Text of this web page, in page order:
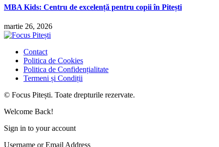
MBA Kids: Centru de excelență pentru copii în Pitești
martie 26, 2026
Contact
Politica de Cookies
Politica de Confidențialitate
Termeni și Condiții
© Focus Pitești. Toate drepturile rezervate.
Welcome Back!
Sign in to your account
Username or Email Address